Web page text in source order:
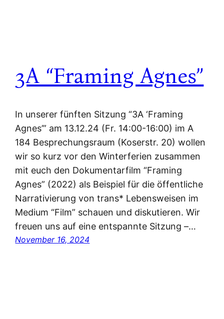
3A “Framing Agnes”
In unserer fünften Sitzung “3A ‘Framing
Agnes’” am 13.12.24 (Fr. 14:00-16:00) im A
184 Besprechungsraum (Koserstr. 20) wollen
wir so kurz vor den Winterferien zusammen
mit euch den Dokumentarfilm “Framing
Agnes” (2022) als Beispiel für die öffentliche
Narrativierung von trans* Lebensweisen im
Medium “Film” schauen und diskutieren. Wir
freuen uns auf eine entspannte Sitzung –…
November 16, 2024